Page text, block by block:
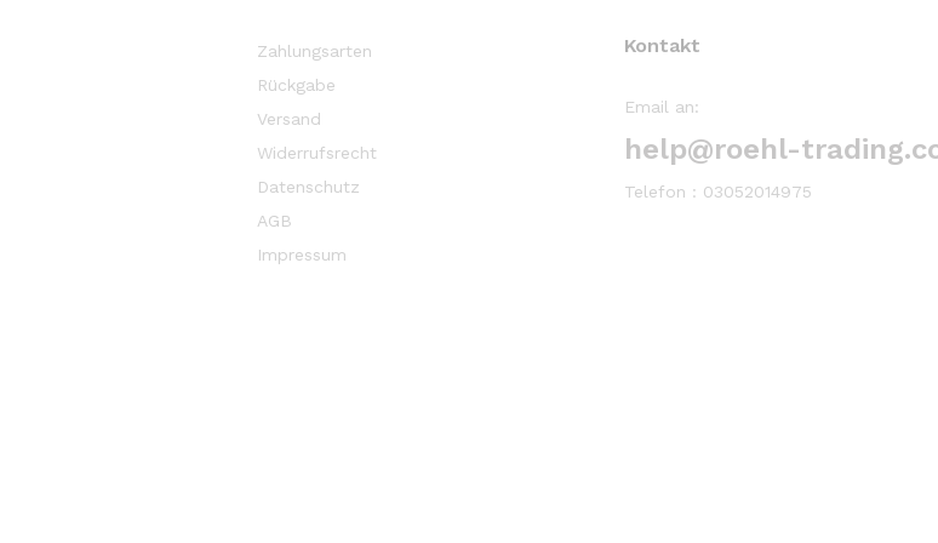
Versandkosten*
für alle Bestellungen
DHL versendet
werden.
14-tägiges
Wenn Sie ein Problem mit